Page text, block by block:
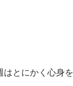
はとにかく心身を